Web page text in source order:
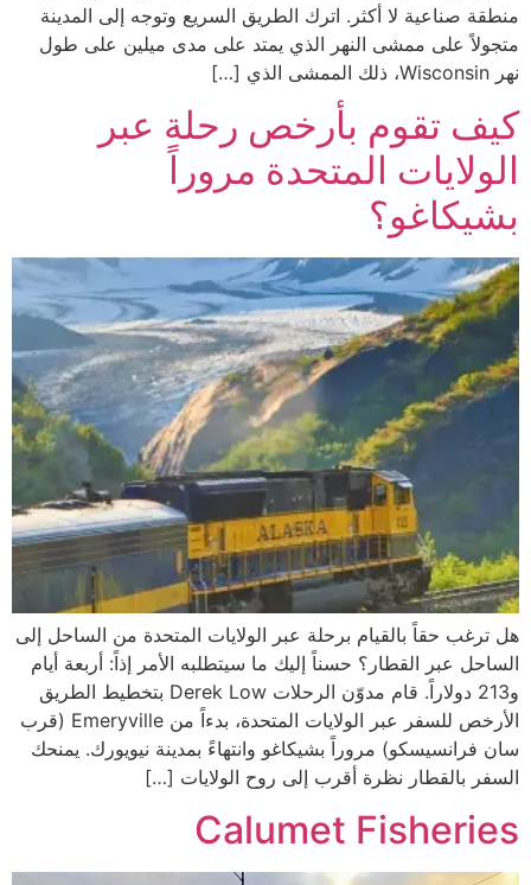
منطقة صناعية لا أكثر. اترك الطريق السريع وتوجه إلى المدينة
متجولاً على ممشى النهر الذي يمتد على مدى ميلين على طول
نهر Wisconsin، ذلك الممشى الذي […]
كيف تقوم بأرخص رحلة عبر
الولايات المتحدة مروراً
بشيكاغو؟
هل ترغب حقاً بالقيام برحلة عبر الولايات المتحدة من الساحل إلى
الساحل عبر القطار؟ حسناً إليك ما سيتطلبه الأمر إذاً: أربعة أيام
و213 دولاراً. قام مدوّن الرحلات Derek Low بتخطيط الطريق
الأرخص للسفر عبر الولايات المتحدة، بدءاً من Emeryville (قرب
سان فرانسيسكو) مروراً بشيكاغو وانتهاءً بمدينة نيويورك. يمنحك
السفر بالقطار نظرة أقرب إلى روح الولايات […]
Calumet Fisheries